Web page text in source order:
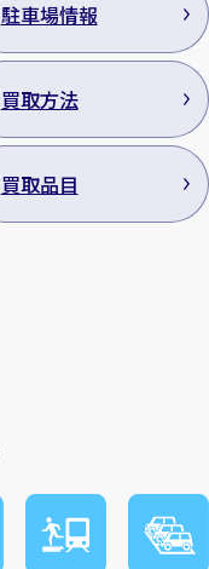
駐車場情報
買取方法
買取品目